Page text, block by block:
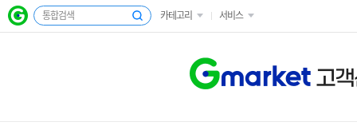
카테고리 서비스
고